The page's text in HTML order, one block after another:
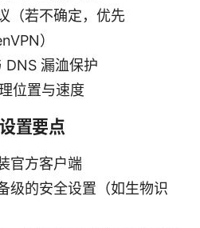
（若不确定，优先
）
漏洫保护
位置与速度
置要点
官方客户端
级的安全设置（如生物识